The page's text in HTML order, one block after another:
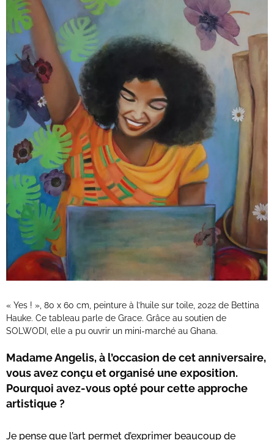
« Yes ! », 80 x 60 cm, peinture à l’huile sur toile, 2022 de Bettina
Hauke. Ce tableau parle de Grace. Grâce au soutien de
SOLWODI, elle a pu ouvrir un mini-marché au Ghana.
Madame Angelis, à l’occasion de cet anniversaire,
vous avez conçu et organisé une exposition.
Pourquoi avez-vous opté pour cette approche
artistique ?
Je pense que l’art permet d’exprimer beaucoup de